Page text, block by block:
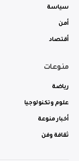
سياسة
أمن
أقتصاد
منوعات
رياضة
علوم وتكنولوجيا
أخبار منوعة
ثقافة وفن